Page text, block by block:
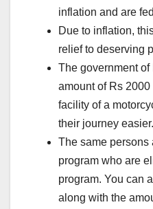
inflation and are
Due to inflation,
relief to deserving
The government
amount of Rs
facility of a
their journey easier.
The same persons
program who are
program. You can
along with the